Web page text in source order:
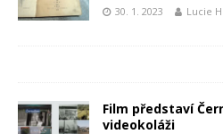
30. 1. 2023 Lucie
Film představí
videokoláži